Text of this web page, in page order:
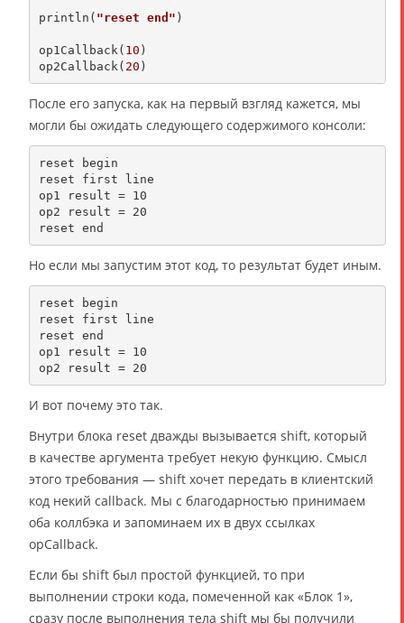
println( "reset end" )
op1Callback( 10 )
op2Callback( 20
После его запуска, как на первый взгляд кажется, мы
могли бы ожидать следующего содержимого консоли:
reset begin
reset first line
op1 result = 10
op2 result = 20
Но если мы запустим этот код, то результат будет иным.
reset begin
reset first line
reset end
op1 result = 10
И вот почему это так.
Внутри блока reset дважды вызывается shift, который
в качестве аргумента требует некую функцию. Смысл
этого требования — shift хочет передать в клиентский
код некий callback. Мы с благодарностью принимаем
оба коллбэка и запоминаем их в двух ссылках
opCallback.
Если бы shift был простой функцией, то при
выполнении строки кода, помеченной как «Блок 1»,
сразу после выполнения тела shift мы бы получили